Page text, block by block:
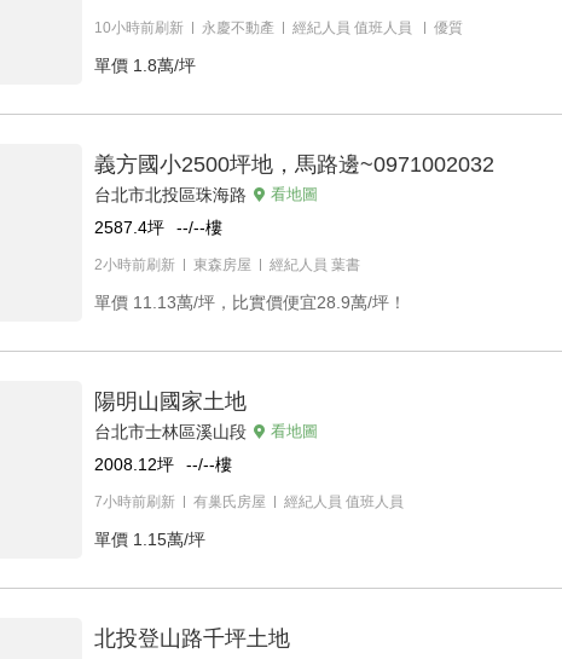
10小時前刷新 永慶不動產 經紀人員 值班人員 優質
單價 1.8萬/坪
義方國小2500坪地，馬路邊~0971002032
台北市北投區珠海路 看地圖
2587.4坪 --/--樓
2小時前刷新 東森房屋 經紀人員 葉書
單價 11.13萬/坪，比實價便宜28.9萬/坪！
陽明山國家土地
台北市士林區溪山段 看地圖
2008.12坪 --/--樓
7小時前刷新 有巢氏房屋 經紀人員 值班人員
單價 1.15萬/坪
北投登山路千坪土地